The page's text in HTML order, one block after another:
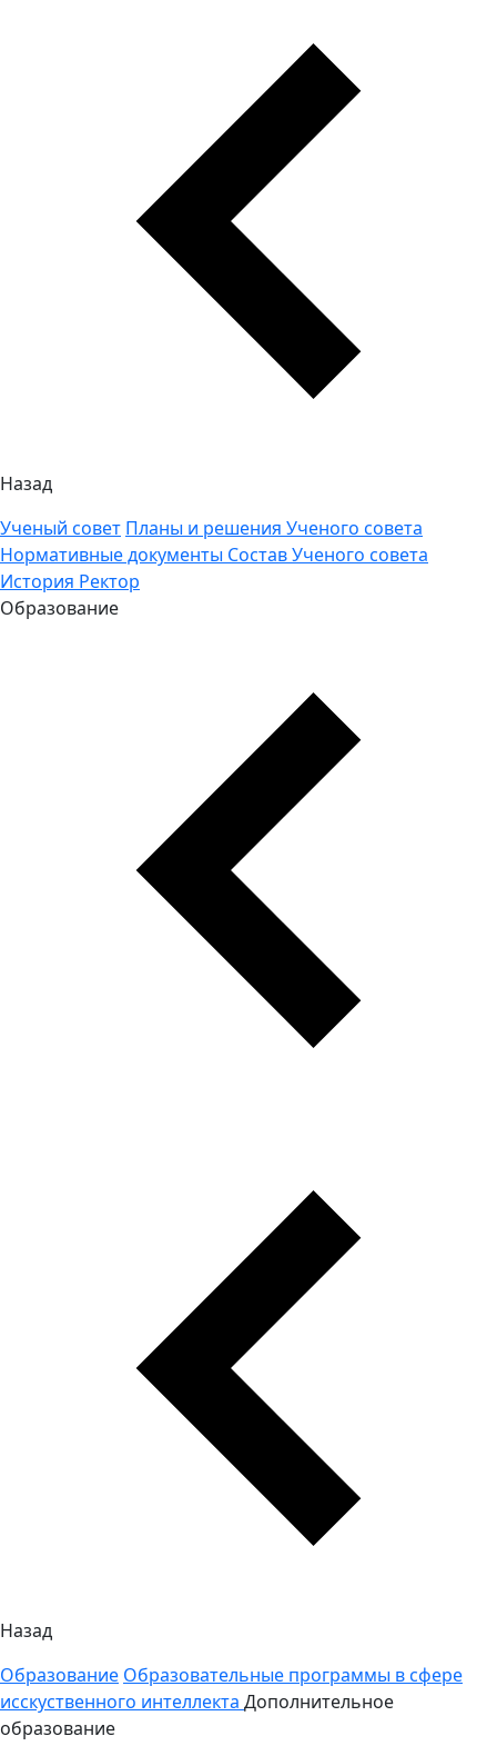
Назад
Ученый совет Планы и решения Ученого совета
Нормативные документы Состав Ученого совета
История Ректор
Образование
Назад
Образование Образовательные программы в сфере
исскуственного интеллекта Дополнительное
образование